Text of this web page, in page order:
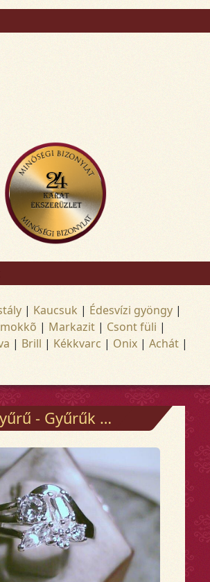
| Kaucsuk | Édesvízi gyöngy |
| Markazit | Csont füli |
| Brill | Kékkvarc | Onix | Achát |
- Gyűrűk - Arany és ezüst ékszerek